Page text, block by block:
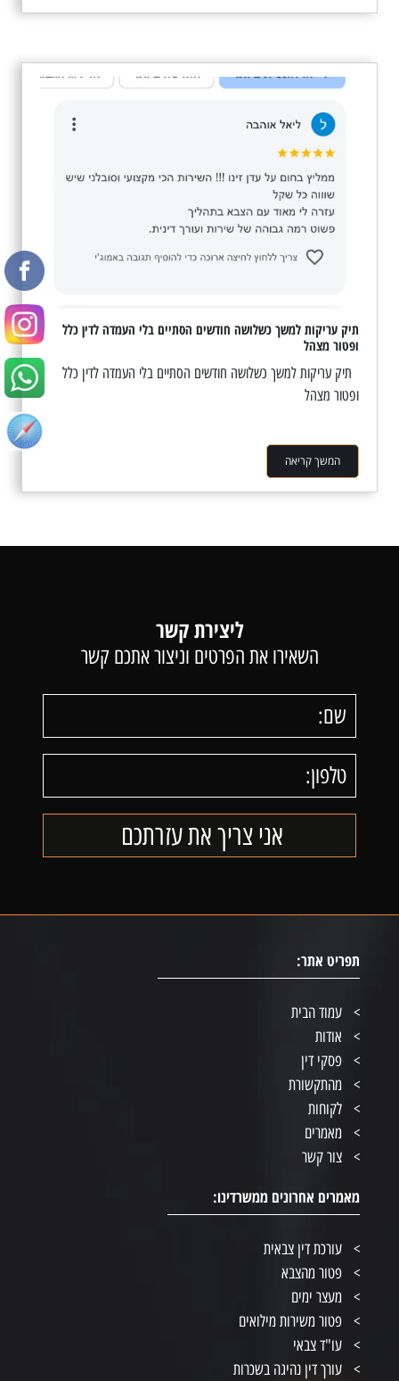
תיק עריקות למשך כשלושה חודשים הסתיים בלי העמדה לדין כלל
ופטור מצהל
תיק עריקות למשך כשלושה חודשים הסתיים בלי העמדה לדין כלל
ופטור מצהל
המשך קריאה
ליצירת קשר
השאירו את הפרטים וניצור אתכם קשר
תפריט אתר:
עמוד הבית
אודות
פסקי דין
מהתקשורת
לקוחות
מאמרים
צור קשר
מאמרים אחרונים ממשרדינו:
עורכת דין צבאית
פטור מהצבא
מעצר ימים
פטור משירות מילואים
עו"ד צבאי
עורך דין נהיגה בשכרות